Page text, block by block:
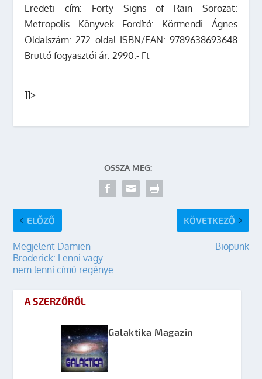
Eredeti cím: Forty Signs of Rain Sorozat:
Metropolis Könyvek Fordító: Körmendi Ágnes
Oldalszám: 272 oldal ISBN/EAN: 9789638693648
Bruttó fogyasztói ár: 2990.- Ft
]]>
OSSZA MEG:
ELŐZŐ
Megjelent Damien
Broderick: Lenni vagy
nem lenni című regénye
KÖVETKEZŐ
Biopunk
A SZERZŐRŐL
Galaktika Magazin